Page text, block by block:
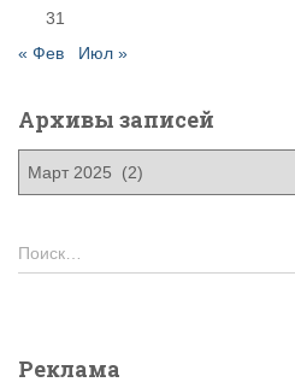
31
« Фев
Июл »
Архивы записей
п
Н
а
:
Поиск…
Реклама